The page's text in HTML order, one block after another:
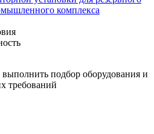
комплекса
подбор оборудования и
требований